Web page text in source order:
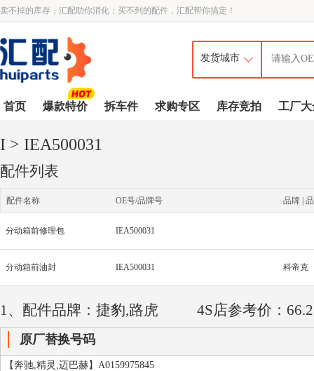
卖不掉的库存，汇配助你消化；买不到的配件，汇配帮你搞定！
首页 爆款特价 拆车件 求购专区 库存竞拍 工厂大
I > IEA500031
配件列表
配件名称 OE号/品牌号 品牌 |
分动箱前修理包 IEA500031
分动箱前油封 IEA500031 科帝克
1、配件品牌：捷豹,路虎 4S店参考价：
原厂替换号码
【奔驰,精灵,迈巴赫】A0159975845